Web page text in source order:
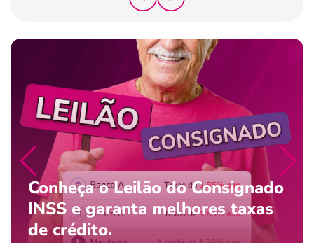
Conheça o Leilão do Consignado
INSS e garanta melhores taxas
de crédito.